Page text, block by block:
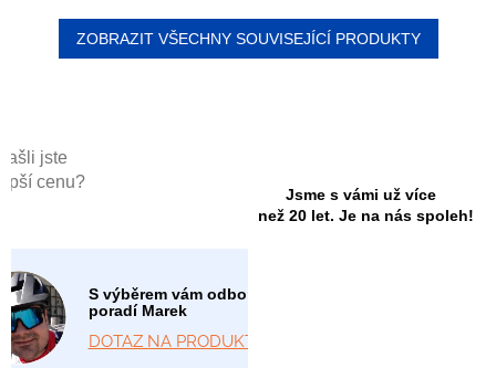
jste
cenu?
S výběrem vám odborně
poradí Marek
DOTAZ NA PRODUKT
Jsme s vámi už více
než 20 let. Je na nás spoleh!
ZOBRAZIT VŠECHNY SOUVISEJÍCÍ PRODUKTY